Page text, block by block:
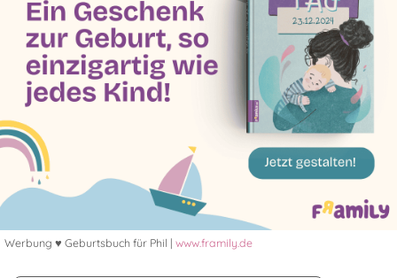
Werbung ♥ Geburtsbuch für Phil | www.framily.de